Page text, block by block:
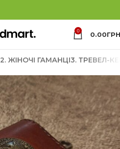
0 0.00
2. ЖІНОЧІ ГАМАНЦІ3. ТРЕВЕЛ-